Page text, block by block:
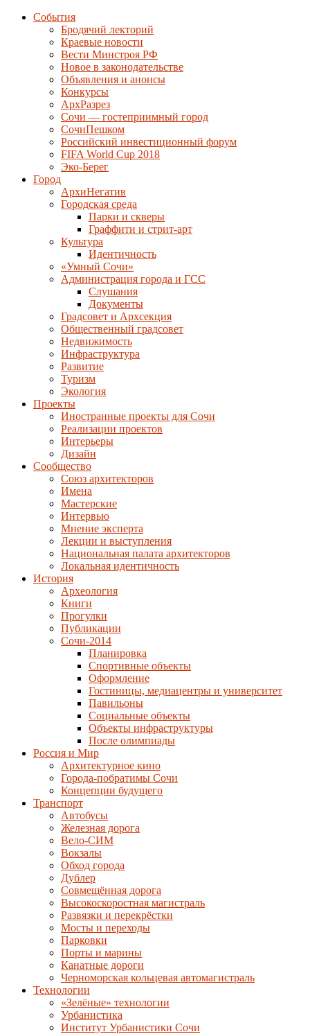
События
Бродячий лекторий
Краевые новости
Вести Минстроя РФ
Новое в законодательстве
Объявления и анонсы
Конкурсы
АрхРазрез
Сочи — гостеприимный город
СочиПешком
Российский инвестиционный форум
FIFA World Cup 2018
Эко-Берег
Город
АрхиНегатив
Городская среда
Парки и скверы
Граффити и стрит-арт
Культура
Идентичность
«Умный Сочи»
Администрация города и ГСС
Слушания
Документы
Градсовет и Архсекция
Общественный градсовет
Недвижимость
Инфраструктура
Развитие
Туризм
Экология
Проекты
Иностранные проекты для Сочи
Реализации проектов
Интерьеры
Дизайн
Сообщество
Союз архитекторов
Имена
Мастерские
Интервью
Мнение эксперта
Лекции и выступления
Национальная палата архитекторов
Локальная идентичность
История
Археология
Книги
Прогулки
Публикации
Сочи-2014
Планировка
Спортивные объекты
Оформление
Гостиницы, медиацентры и университет
Павильоны
Социальные объекты
Объекты инфраструктуры
После олимпиады
Россия и Мир
Архитектурное кино
Города-побратимы Сочи
Концепции будущего
Транспорт
Автобусы
Железная дорога
Вело-СИМ
Вокзалы
Обход города
Дублер
Совмещённая дорога
Высокоскоростная магистраль
Развязки и перекрёстки
Мосты и переходы
Парковки
Порты и марины
Канатные дороги
Черноморская кольцевая автомагистраль
Технологии
«Зелёные» технологии
Урбанистика
Институт Урбанистики Сочи